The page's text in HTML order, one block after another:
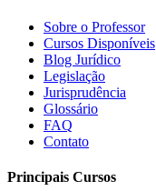
Sobre o Professor
Cursos Disponíveis
Blog Jurídico
Legislação
Jurisprudência
Glossário
FAQ
Contato
Principais Cursos